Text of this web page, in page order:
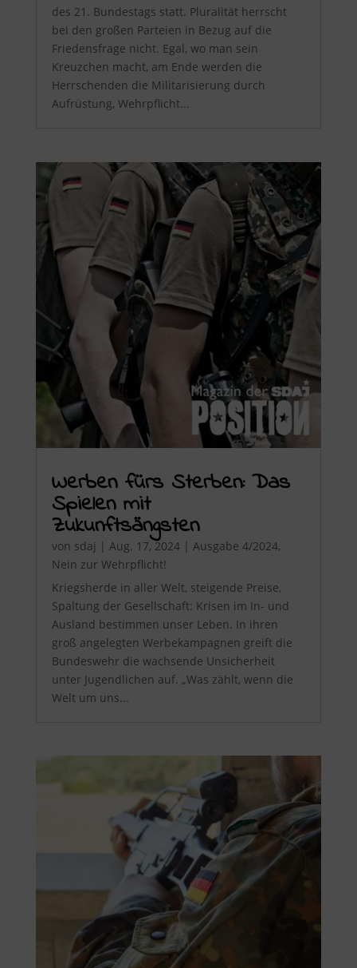
des 21. Bundestags statt. Pluralität herrscht
bei den großen Parteien in Bezug auf die
Friedensfrage nicht. Egal, wo man sein
Kreuzchen macht, am Ende werden die
Herrschenden die Militarisierung durch
Aufrüstung, Wehrpflicht...
Werben fürs Sterben: Das
Spielen mit
Zukunftsängsten
von sdaj | Aug. 17, 2024| Ausgabe 4/2024,
Nein zur Wehrpflicht!
Kriegsherde in aller Welt, steigende Preise,
Spaltung der Gesellschaft: Krisen im In- und
Ausland bestimmen unser Leben. In ihren
groß angelegten Werbekampagnen greift die
Bundeswehr die wachsende Unsicherheit
unter Jugendlichen auf. „Was zählt, wenn die
Welt um uns...